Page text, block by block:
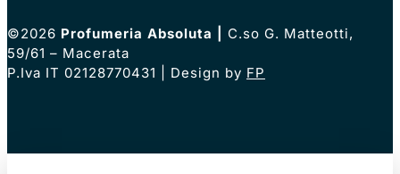
©2026 Profumeria Absoluta
C.so G. Matteotti,
59/61 – Macerata
P.Iva IT 02128770431 | Design by FP